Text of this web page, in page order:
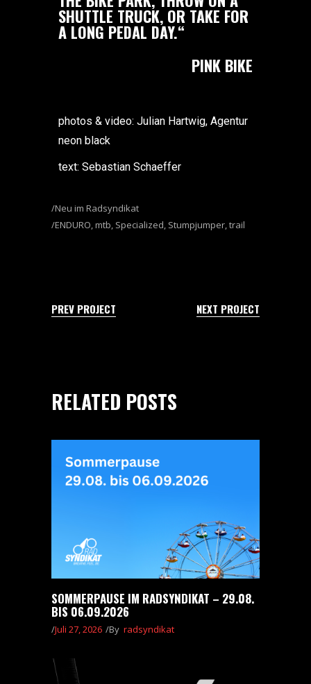
SHUTTLE TRUCK, OR TAKE FOR
A LONG PEDAL DAY.“
PINK BIKE
photos & video: Julian Hartwig, Agentur
neon black
text: Sebastian Schaeffer
Neu im Radsyndikat
ENDURO mtb Specialized Stumpjumper trail
PREV PROJECT NEXT PROJECT
RELATED POSTS
SOMMERPAUSE IM RADSYNDIKAT – 29.08.
BIS 06.09.2026
Juli 27, 2026 By radsyndikat